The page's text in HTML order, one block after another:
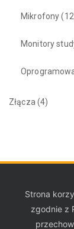
Mikrofony
Monitory
Złącza (4)
Strona
zgodnie z